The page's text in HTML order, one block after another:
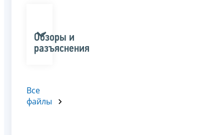
Обзоры и
разъяснения
Все
файлы